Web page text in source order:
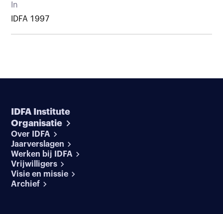
In
IDFA 1997
IDFA Institute
Organisatie
Over IDFA
Jaarverslagen
Werken bij IDFA
Vrijwilligers
Visie en missie
Archief